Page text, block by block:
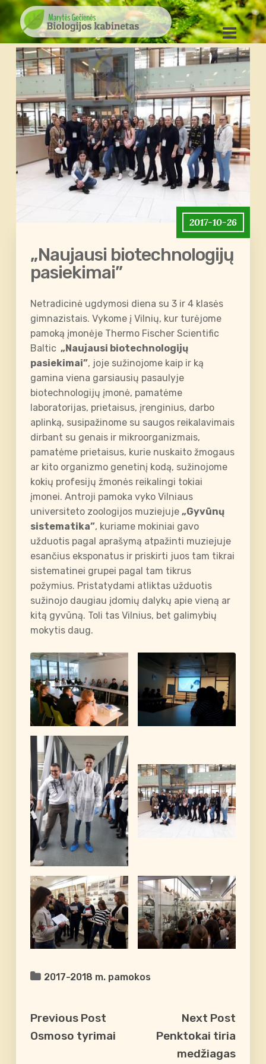
2017-10-26
„Naujausi biotechnologijų
pasiekimai”
Netradicinė ugdymosi diena su 3 ir 4 klasės
gimnazistais. Vykome į Vilnių, kur turėjome
pamoką įmonėje Thermo Fischer Scientific
Baltic „Naujausi biotechnologijų
pasiekimai”, joje sužinojome kaip ir ką
gamina viena garsiausių pasaulyje
biotechnologijų įmonė, pamatėme
laboratorijas, prietaisus, įrenginius, darbo
aplinką, susipažinome su saugos reikalavimais
dirbant su genais ir mikroorganizmais,
pamatėme prietaisus, kurie nuskaito žmogaus
ar kito organizmo genetinį kodą, sužinojome
kokių profesijų žmonės reikalingi tokiai
įmonei. Antroji pamoka vyko Vilniaus
universiteto zoologijos muziejuje„Gyvūnų
sistematika”, kuriame mokiniai gavo
užduotis pagal aprašymą atpažinti muziejuje
esančius eksponatus ir priskirti juos tam tikrai
sistematinei grupei pagal tam tikrus
požymius. Pristatydami atliktas užduotis
sužinojo daugiau įdomių dalykų apie vieną ar
kitą gyvūną. Toli tas Vilnius, bet galimybių
mokytis daug.
2017-2018 m. pamokos
Previous Post
Osmoso tyrimai
Next Post
Penktokai tiria
medžiagas